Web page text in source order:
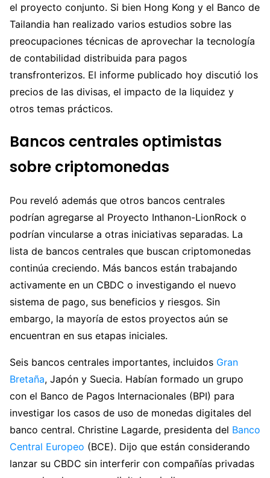
el proyecto conjunto. Si bien Hong Kong y el Banco de
Tailandia han realizado varios estudios sobre las
preocupaciones técnicas de aprovechar la tecnología
de contabilidad distribuida para pagos
transfronterizos. El informe publicado hoy discutió los
precios de las divisas, el impacto de la liquidez y
otros temas prácticos.
Bancos centrales optimistas
sobre criptomonedas
Pou reveló además que otros bancos centrales
podrían agregarse al Proyecto Inthanon-LionRock o
podrían vincularse a otras iniciativas separadas. La
lista de bancos centrales que buscan criptomonedas
continúa creciendo. Más bancos están trabajando
activamente en un CBDC o investigando el nuevo
sistema de pago, sus beneficios y riesgos. Sin
embargo, la mayoría de estos proyectos aún se
encuentran en sus etapas iniciales.
Seis bancos centrales importantes, incluidos Gran
Bretaña, Japón y Suecia. Habían formado un grupo
con el Banco de Pagos Internacionales (BPI) para
investigar los casos de uso de monedas digitales del
banco central. Christine Lagarde, presidenta del Banco
Central Europeo (BCE). Dijo que están considerando
lanzar su CBDC sin interferir con compañías privadas